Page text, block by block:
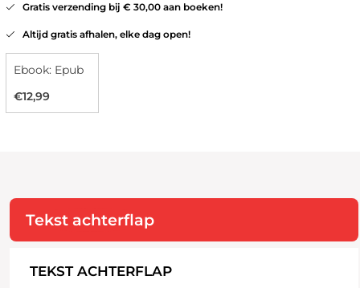
Gratis verzending bij € 30,00 aan boeken!
Altijd gratis afhalen, elke dag open!
Ebook: Epub
€12,99
Tekst achterflap
TEKST ACHTERFLAP